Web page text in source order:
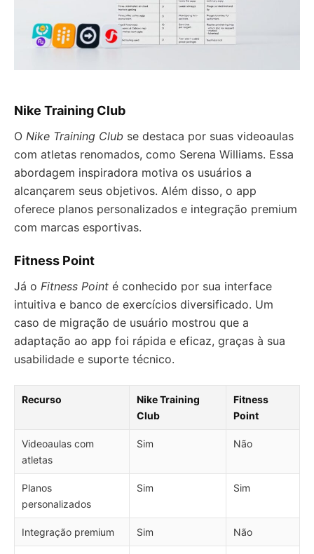
Nike Training Club
O Nike Training Club se destaca por suas videoaulas
com atletas renomados, como Serena Williams. Essa
abordagem inspiradora motiva os usuários a
alcançarem seus objetivos. Além disso, o app
oferece planos personalizados e integração premium
com marcas esportivas.
Fitness Point
Já o Fitness Point é conhecido por sua interface
intuitiva e banco de exercícios diversificado. Um
caso de migração de usuário mostrou que a
adaptação ao app foi rápida e eficaz, graças à sua
usabilidade e suporte técnico.
Recurso
Nike Training
Club
Fitness
Point
Videoaulas com
atletas
Sim Não
Planos
personalizados
Sim Sim
Integração premium Sim Não